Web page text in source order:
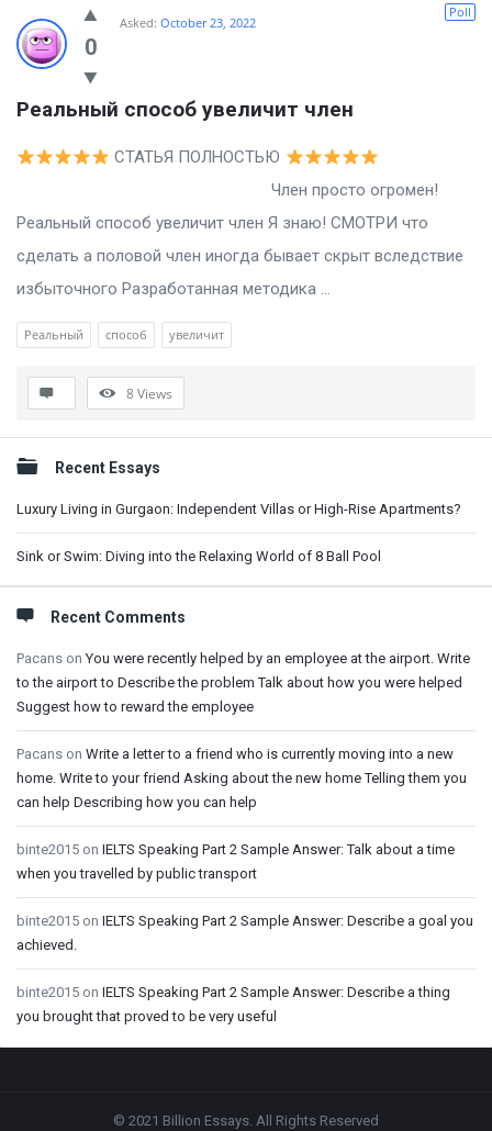
0
Poll
Asked: October 23, 2022
Реальный способ увеличит член
СТАТЬЯ ПОЛНОСТЬЮ
Член просто огромен!
Реальный способ увеличит член Я знаю! СМОТРИ что
сделать а половой член иногда бывает скрыт вследствие
избыточного Разработанная методика ...
Реальный способ увеличит
8Views
Sidebar
Recent Essays
Luxury Living in Gurgaon: Independent Villas or High-Rise Apartments?
Sink or Swim: Diving into the Relaxing World of 8 Ball Pool
Recent Comments
Pacans onYou were recently helped by an employee at the airport. Write
to the airport to Describe the problem Talk about how you were helped
Suggest how to reward the employee
Pacans on Write a letter to a friend who is currently moving into a new
home. Write to your friend Asking about the new home Telling them you
can help Describing how you can help
binte2015 on IELTS Speaking Part 2 Sample Answer: Talk about a time
when you travelled by public transport
binte2015 on IELTS Speaking Part 2 Sample Answer: Describe a goal you
achieved.
binte2015 on IELTS Speaking Part 2 Sample Answer: Describe a thing
you brought that proved to be very useful
© 2021 Billion Essays. All Rights Reserved